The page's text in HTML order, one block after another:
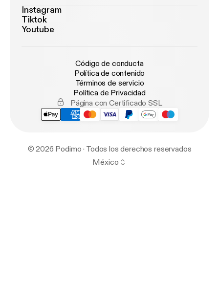
Instagram
Tiktok
Youtube
Código de conducta
Política de contenido
Términos de servicio
Política de Privacidad
Página con Certificado SSL
© 2026 Podimo · Todos los derechos reservados
México